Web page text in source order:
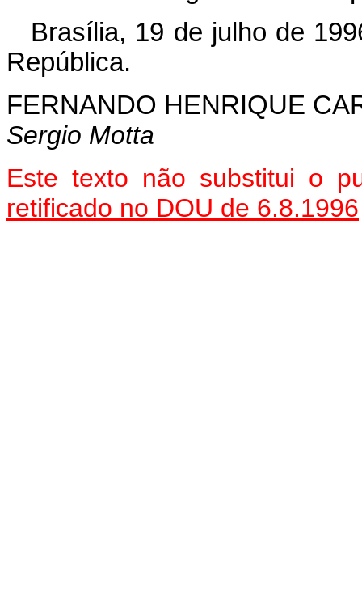
Brasília, 19 de julho de
República.
FERNANDO HENRIQUE
Sergio Motta
Este texto não substitui o
retificado no DOU de 6.8.1996